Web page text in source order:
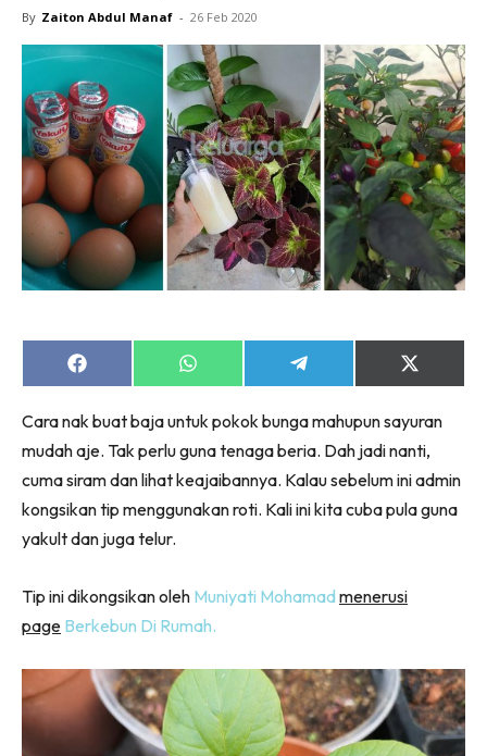
By Zaiton Abdul Manaf - 26 Feb 2020
Share
on
Share
on
Share
on
Share
on
(Twitter)
Cara nak buat baja untuk pokok bunga mahupun sayuran
mudah aje. Tak perlu guna tenaga beria. Dah jadi nanti,
cuma siram dan lihat keajaibannya. Kalau sebelum ini admin
kongsikan tip menggunakan roti. Kali ini kita cuba pula guna
yakult dan juga telur.
Tip ini dikongsikan oleh Muniyati Mohamadmenerusi
page Berkebun Di Rumah.